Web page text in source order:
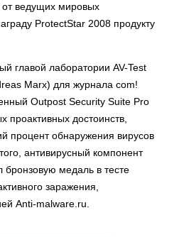
ведущих мировых
ProtectStar 2008 продукту
главой лаборатории AV-Test
Marx) для журнала com!
Outpost Security Suite Pro
проактивных достоинств,
процент обнаружения вирусов
антивирусный компонент
бронзовую медаль в тесте
заражения,
Anti-malware.ru.